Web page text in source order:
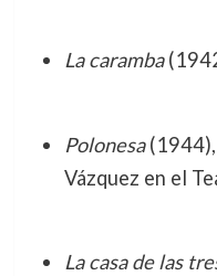
La caramba
Polonesa(1944),
Vázquez en el
La casa de las